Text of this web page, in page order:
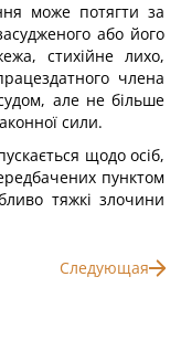
може потягти за
або його
стихійне лихо,
члена
але не більше
сили.
щодо осіб,
пунктом
тяжкі злочини
Следующая